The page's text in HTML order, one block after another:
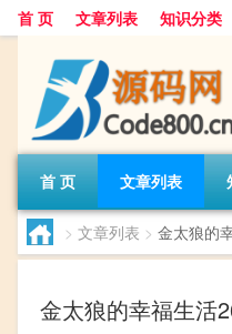
首 页 文章列表 知识分类
首 页 文章列表
> 文章列表 > 金太狼的
金太狼的幸福生活